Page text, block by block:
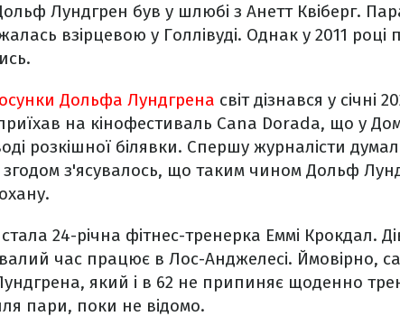
Лундгрен був у шлюбі з Анетт Квіберг.
взірцевою у Голлівуді. Однак у 2011 році
Дольфа Лундгрена світ дізнався у січні
на кінофестиваль Cana Dorada, що у
розкішної білявки. Спершу журналісти
з'ясувалось, що таким чином Дольф
24-річна фітнес-тренерка Еммі Крокдал.
час працює в Лос-Анджелесі. Ймовірно,
який і в 62 не припиняє щоденно
пари, поки не відомо.